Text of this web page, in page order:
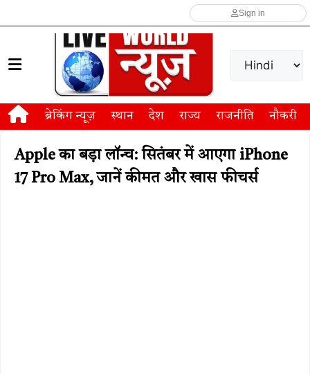
Sign in
ब्रेकिंग न्यूज़ स्थान देश राज्य राजनीति नौकरी
Apple का बड़ा लॉन्च: सितंबर में आएगा iPhone
17 Pro Max, जानें कीमत और खास फीचर्स